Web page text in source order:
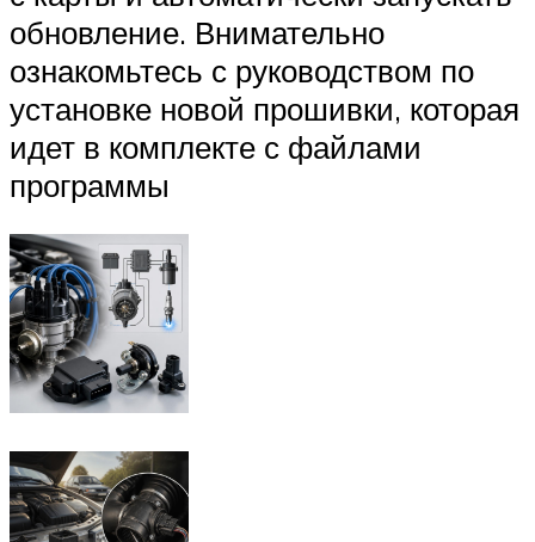
обновление. Внимательно
ознакомьтесь с руководством по
установке новой прошивки, которая
идет в комплекте с файлами
программы